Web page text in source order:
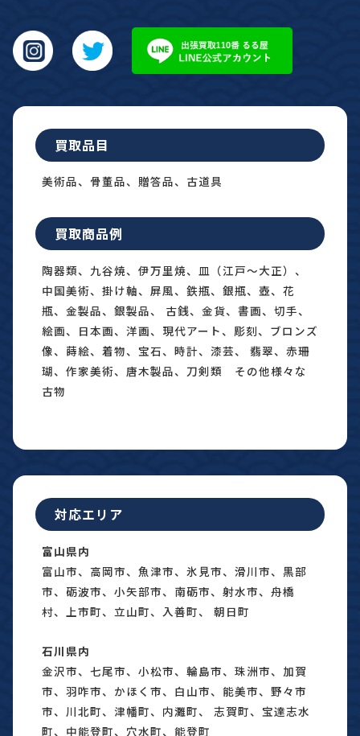
買取品目
美術品、骨董品、贈答品、古道具
買取商品例
陶器類、九谷焼、伊万里焼、皿（江戸〜大正）、
中国美術、掛け軸、屏風、鉄瓶、銀瓶、壺、花
瓶、金製品、銀製品、 古銭、金貨、書画、切手、
絵画、日本画、洋画、現代アート、彫刻、ブロンズ
像、蒔絵、着物、宝石、時計、漆芸、 翡翠、赤珊
瑚、作家美術、唐木製品、刀剣類 その他様々な
古物
対応エリア
富山県内
富山市、高岡市、魚津市、氷見市、滑川市、黒部
市、砺波市、小矢部市、南砺市、射水市、舟橋
村、上市町、立山町、入善町、 朝日町
石川県内
金沢市、七尾市、小松市、輪島市、珠洲市、加賀
市、羽咋市、かほく市、白山市、能美市、野々市
市、川北町、津幡町、内灘町、 志賀町、宝達志水
町、中能登町、穴水町、能登町